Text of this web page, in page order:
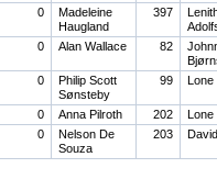
0
Madeleine
Haugland
397
0 Alan Wallace 82
0
Philip Scott
Sønsteby
99 Lone
0 Anna Pilroth 202
Lone
0
Nelson De
Souza
203